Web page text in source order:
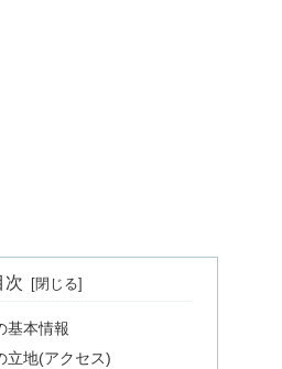
次
基本情報
立地(アクセス)